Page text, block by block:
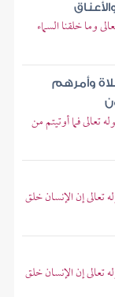
وما خلقنا السماء
وأمرهم
تعالى فما أوتيتم من
تعالى إن الإنسان خلق
تعالى إن الإنسان خلق